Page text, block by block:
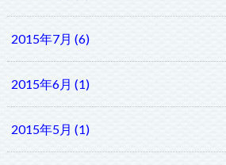
2015年7月 (6)
2015年6月 (1)
2015年5月 (1)